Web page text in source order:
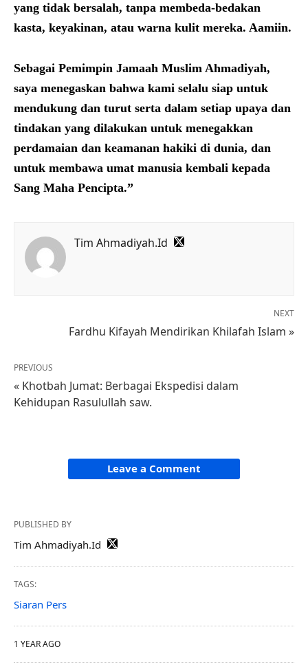
yang tidak bersalah, tanpa membeda-bedakan
kasta, keyakinan, atau warna kulit mereka. Aamiin.
Sebagai Pemimpin Jamaah Muslim Ahmadiyah,
saya menegaskan bahwa kami selalu siap untuk
mendukung dan turut serta dalam setiap upaya dan
tindakan yang dilakukan untuk menegakkan
perdamaian dan keamanan hakiki di dunia, dan
untuk membawa umat manusia kembali kepada
Sang Maha Pencipta.”
Tim Ahmadiyah.Id
NEXT
Fardhu Kifayah Mendirikan Khilafah Islam »
PREVIOUS
« Khotbah Jumat: Berbagai Ekspedisi dalam
Kehidupan Rasulullah saw.
Leave a Comment
PUBLISHED BY
Tim Ahmadiyah.Id
TAGS:
Siaran Pers
1 YEAR AGO